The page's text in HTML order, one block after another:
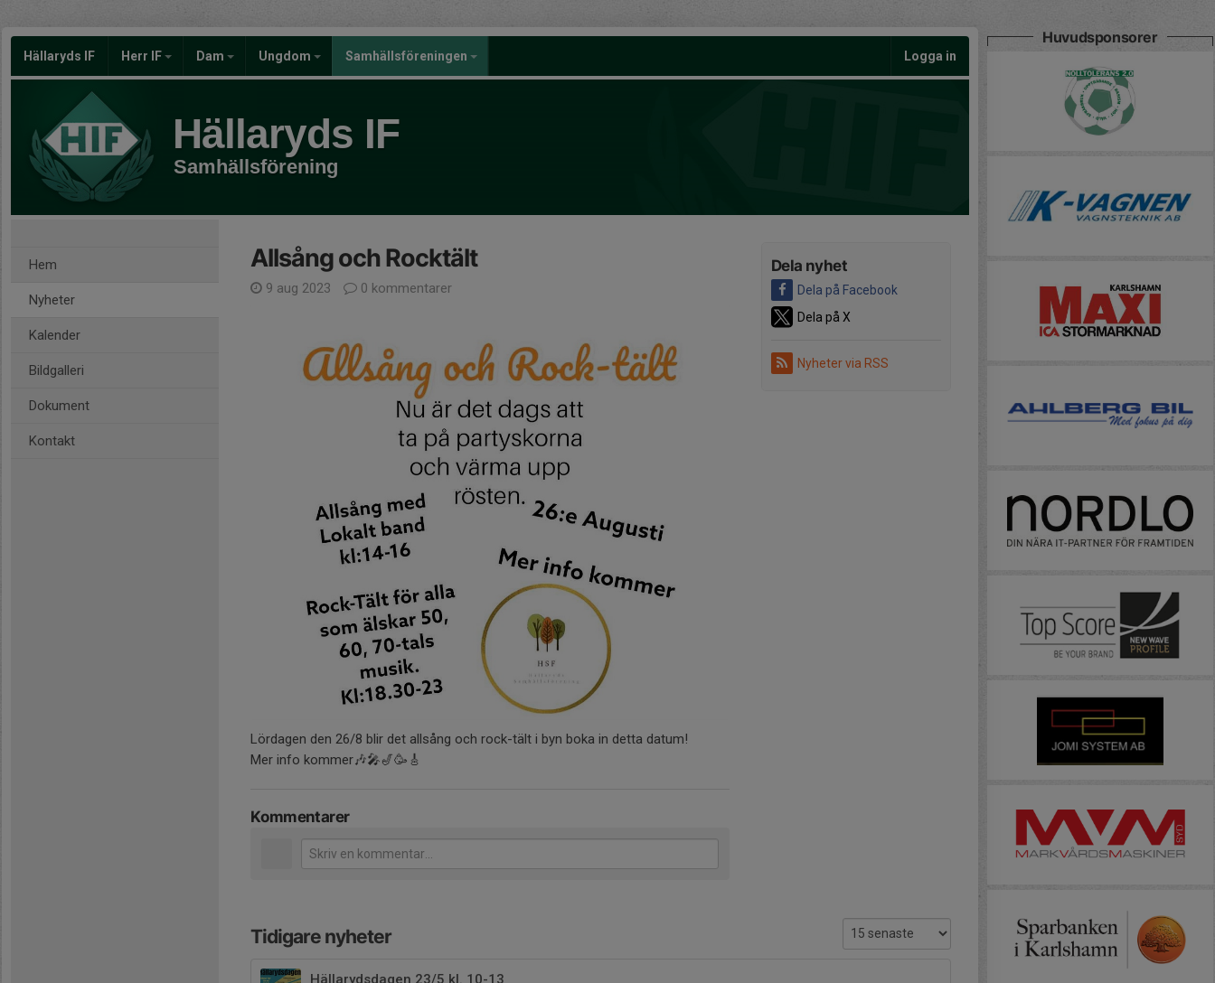
Hällaryds IF Herr IF Dam Ungdom Samhällsföreningen Logga in
Hällaryds IF
Samhällsförening
Hem
Nyheter
Kalender
Bildgalleri
Dokument
Kontakt
Dela nyhet
Dela på Facebook
Dela på X
Nyheter via RSS
Allsång och Rocktält
9 aug 2023 0 kommentarer
Lördagen den 26/8 blir det allsång och rock-tält i byn boka in detta datum!
Mer info kommer🎶🎤🎷🥳🎸
Kommentarer
Tidigare nyheter
Hällarydsdagen 23/5 kl. 10-13
Huvudsponsorer